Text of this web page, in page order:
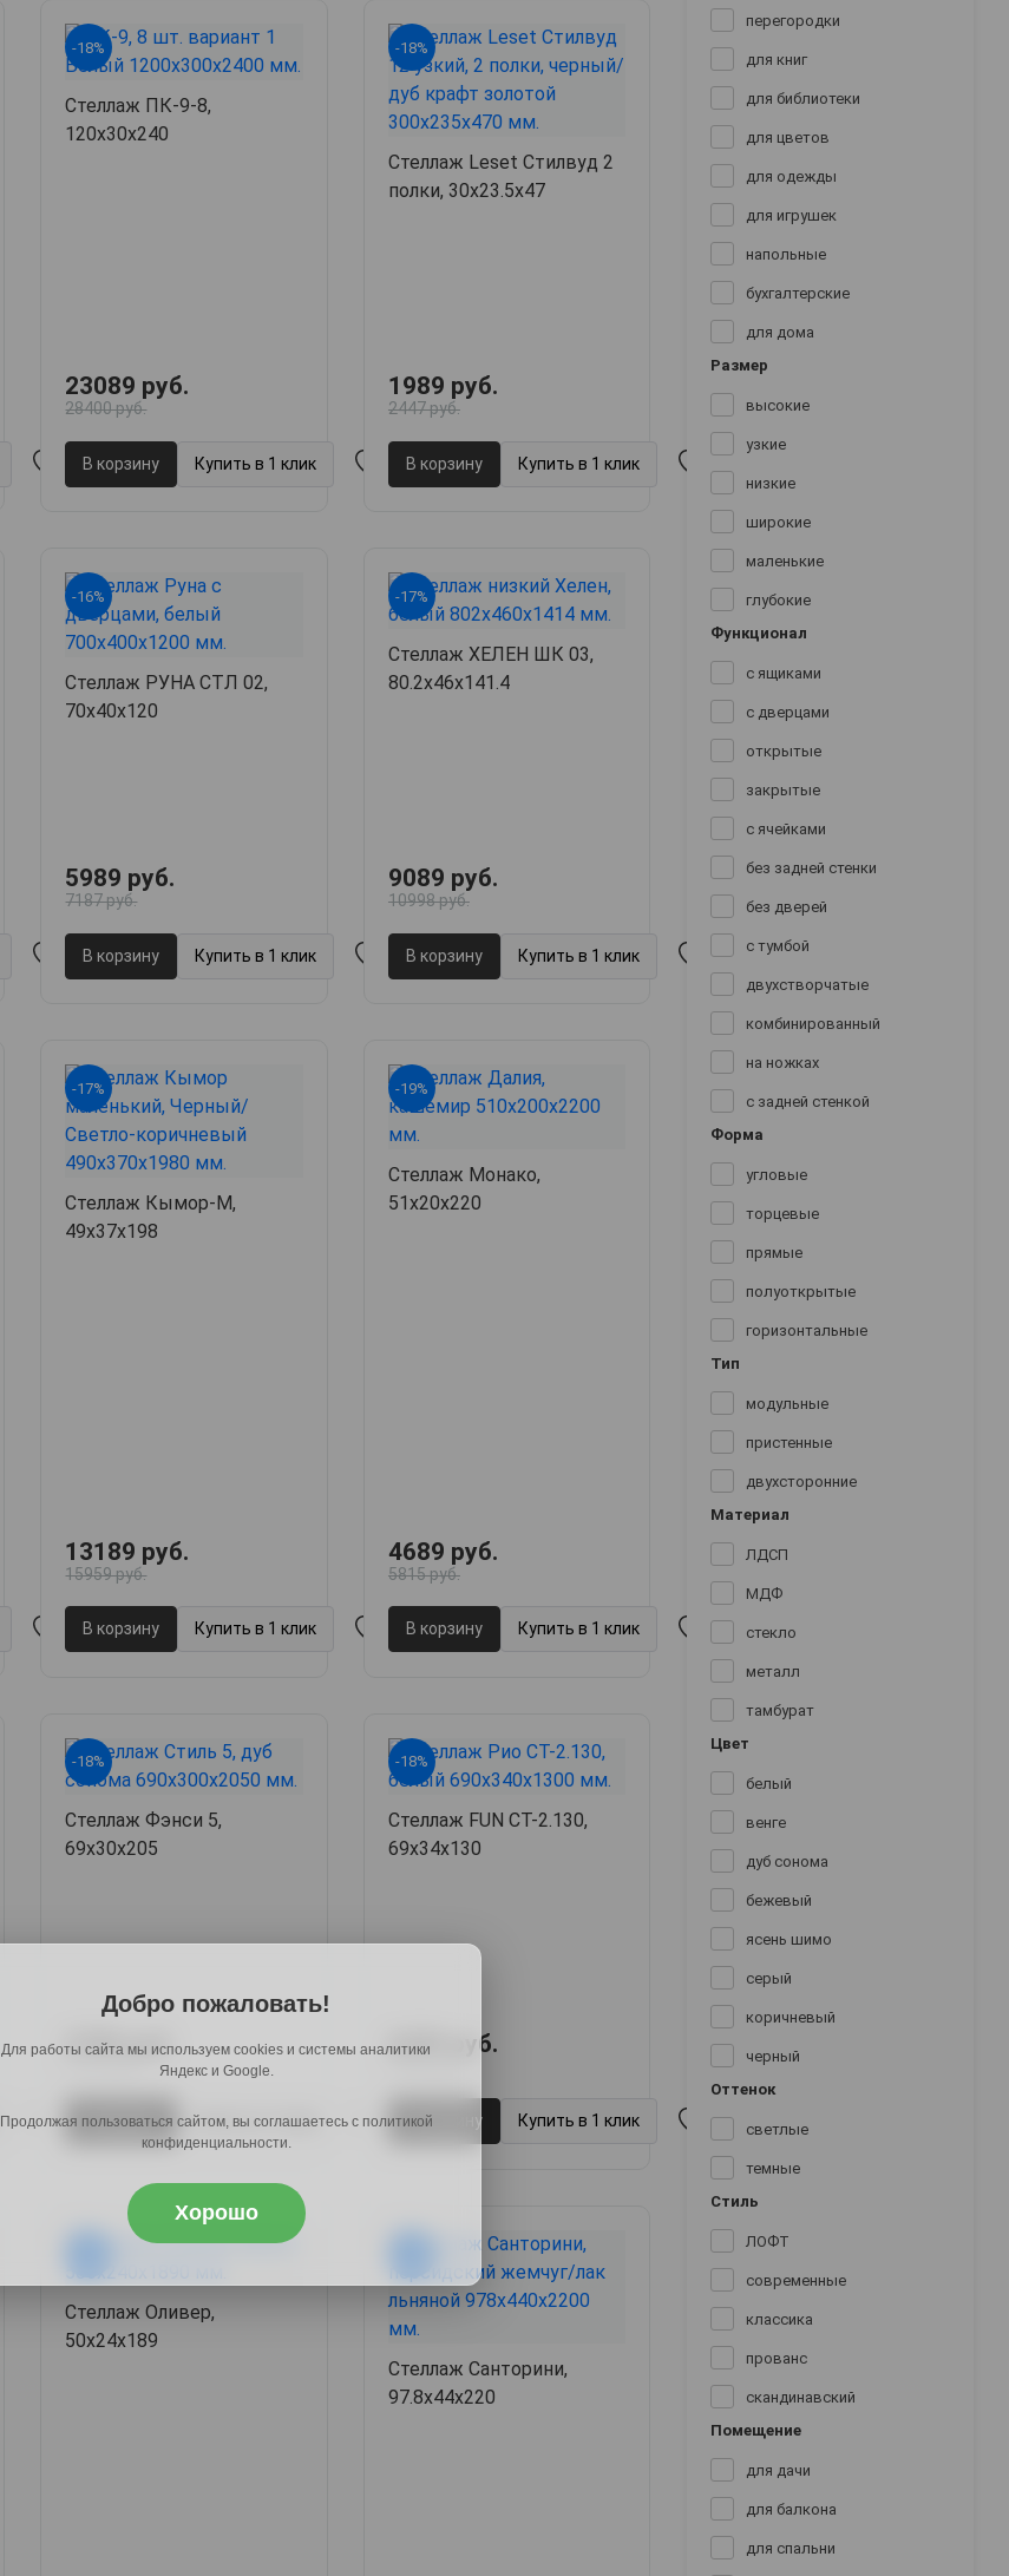
-18%
Стеллаж ПК-9-8,
120х30х240
23089 руб.
28400 руб.
В корзину Купить в 1 клик
-18%
Стеллаж Leset Стилвуд 2
полки, 30х23.5х47
1989 руб.
2447 руб.
В корзину Купить в 1 клик
-16%
Стеллаж РУНА СТЛ 02,
70х40х120
5989 руб.
7187 руб.
В корзину Купить в 1 клик
-17%
Стеллаж ХЕЛЕН ШК 03,
80.2х46х141.4
9089 руб.
10998 руб.
В корзину Купить в 1 клик
-17%
Стеллаж Кымор-М,
49х37х198
13189 руб.
15959 руб.
В корзину Купить в 1 клик
-19%
Стеллаж Монако,
51х20х220
4689 руб.
5815 руб.
В корзину Купить в 1 клик
-18%
Стеллаж Фэнси 5,
69х30х205
5789 руб.
В корзину Купить в 1 клик
-18%
Стеллаж FUN СТ-2.130,
69х34х130
6289 руб.
В корзину Купить в 1 клик
Стеллаж Оливер,
50х24х189
Стеллаж Санторини,
97.8х44х220
перегородки
для книг
для библиотеки
для цветов
для одежды
для игрушек
напольные
бухгалтерские
для дома
Размер
высокие
узкие
низкие
широкие
маленькие
глубокие
Функционал
с ящиками
с дверцами
открытые
закрытые
с ячейками
без задней стенки
без дверей
с тумбой
двухстворчатые
комбинированный
на ножках
с задней стенкой
Форма
угловые
торцевые
прямые
полуоткрытые
горизонтальные
Тип
модульные
пристенные
двухсторонние
Материал
ЛДСП
МДФ
стекло
металл
тамбурат
Цвет
белый
венге
дуб сонома
бежевый
ясень шимо
серый
коричневый
черный
Оттенок
светлые
темные
Стиль
ЛОФТ
современные
классика
прованс
скандинавский
Помещение
для дачи
для балкона
для спальни
Добро пожаловать!
Для работы сайта мы используем cookies и системы аналитики
Яндекс и Google.
Продолжая пользоваться сайтом, вы соглашаетесь с политикой
конфиденциальности.
Хорошо